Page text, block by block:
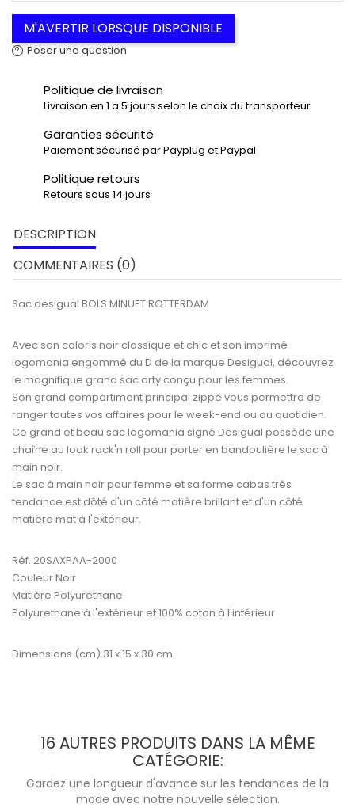
M'AVERTIR LORSQUE DISPONIBLE
Poser une question
Politique de livraison
Livraison en 1 a 5 jours selon le choix du transporteur
Garanties sécurité
Paiement sécurisé par Payplug et Paypal
Politique retours
Retours sous 14 jours
DESCRIPTION
COMMENTAIRES (0)
Sac desigual BOLS MINUET ROTTERDAM
Avec son coloris noir classique et chic et son imprimé
logomania engommé du D de la marque Desigual, découvrez
le magnifique grand sac arty conçu pour les femmes.
Son grand compartiment principal zippé vous permettra de
ranger toutes vos affaires pour le week-end ou au quotidien.
Ce grand et beau sac logomania signé Desigual possède une
chaîne au look rock'n roll pour porter en bandoulière le sac à
main noir.
Le sac à main noir pour femme et sa forme cabas très
tendance est dôté d'un côté matière brillant et d'un côté
matière mat à l'extérieur.
Réf. 20SAXPAA-2000
Couleur Noir
Matière Polyurethane
Polyurethane à l'extérieur et 100% coton à l'intérieur
Dimensions (cm) 31 x 15 x 30 cm
16 AUTRES PRODUITS DANS LA MÊME
CATÉGORIE:
Gardez une longueur d'avance sur les tendances de la
mode avec notre nouvelle sélection.